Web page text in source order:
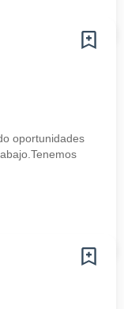
oportunidades